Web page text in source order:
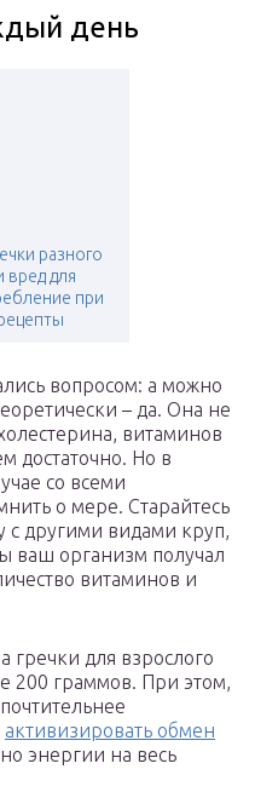
день
разного
вред для
при
вопросом: а можно
– да. Она не
витаминов
достаточно. Но в
со всеми
о мере. Старайтесь
с другими видами круп,
ваш организм получал
витаминов и
гречки для взрослого
200 граммов. При этом,
активизировать обмен
энергии на весь